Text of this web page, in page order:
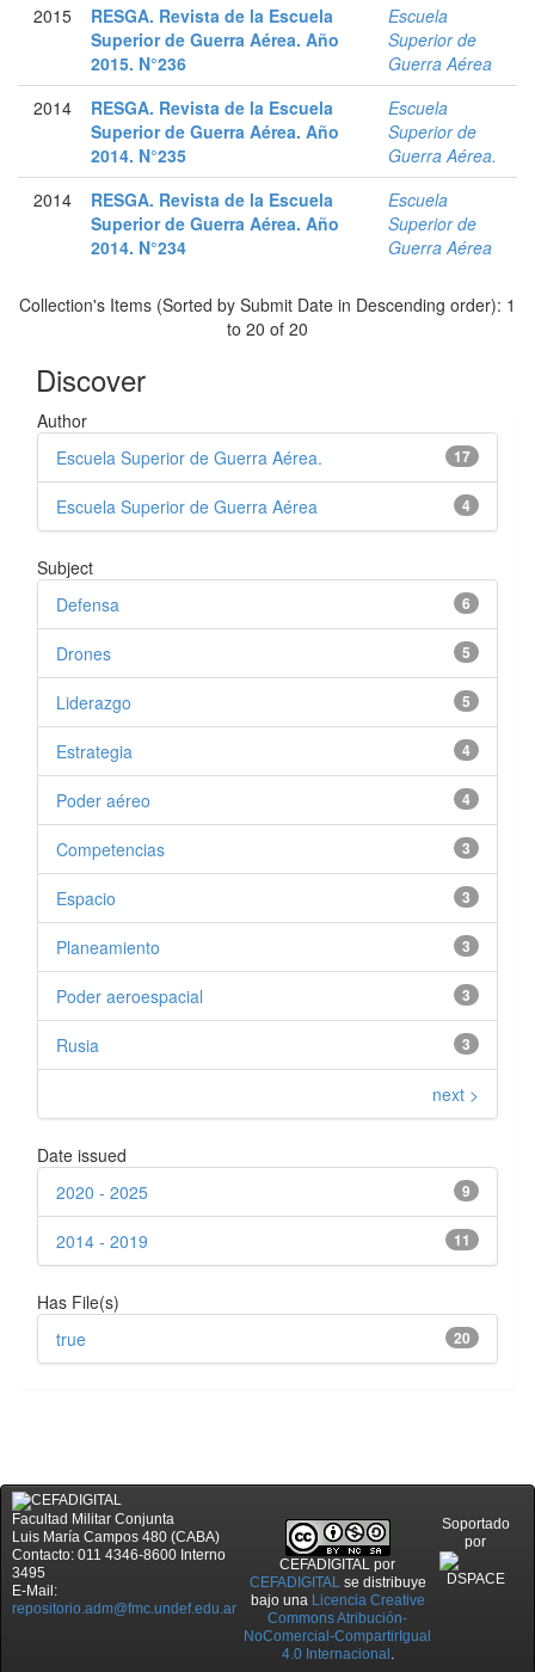
2015
RESGA. Revista de la Escuela
Superior de Guerra Aérea. Año
2015. N°236
Escuela
Superior de
Guerra Aérea
2014
RESGA. Revista de la Escuela
Superior de Guerra Aérea. Año
2014. N°235
Escuela
Superior de
Guerra Aérea.
2014
RESGA. Revista de la Escuela
Superior de Guerra Aérea. Año
2014. N°234
Escuela
Superior de
Guerra Aérea
Collection's Items (Sorted by Submit Date in Descending order): 1
to 20 of 20
Discover
Author
17
Escuela Superior de Guerra Aérea.
4
Escuela Superior de Guerra Aérea
Subject
6
Defensa
5
Drones
5
Liderazgo
4
Estrategia
4
Poder aéreo
3
Competencias
3
Espacio
3
Planeamiento
3
Poder aeroespacial
3
Rusia
next >
Date issued
9
2020 - 2025
11
2014 - 2019
Has File(s)
20
true
Facultad Militar Conjunta
Luis María Campos 480 (CABA)
Contacto: 011 4346-8600 Interno
3495
E-Mail:
repositorio.adm@fmc.undef.edu.ar
CEFADIGITAL por
CEFADIGITALse distribuye
bajo una Licencia Creative
Commons Atribución-
NoComercial-CompartirIgual
4.0 Internacional .
Soportado
por